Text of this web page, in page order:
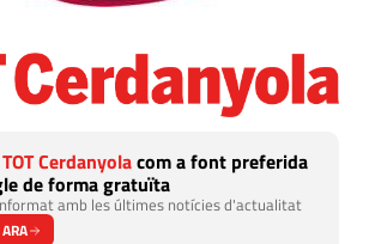
TOT Cerdanyolacom a font preferida
de forma gratuïta
amb les últimes notícies d'actualitat